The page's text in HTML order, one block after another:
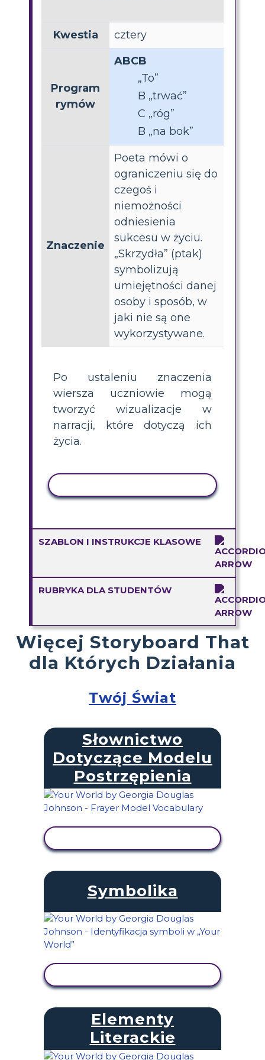
Kwestia cztery
Program
rymów
ABCB
„To”
B „trwać”
C „róg”
B „na bok”
Znaczenie
Poeta mówi o
ograniczeniu się do
czegoś i
niemożności
odniesienia
sukcesu w życiu.
„Skrzydła” (ptak)
symbolizują
umiejętności danej
osoby i sposób, w
jaki nie są one
wykorzystywane.
Po ustaleniu znaczenia
wiersza uczniowie mogą
tworzyć wizualizacje w
narracji, które dotyczą ich
życia.
SZABLON I INSTRUKCJE KLASOWE
RUBRYKA DLA STUDENTÓW
Więcej Storyboard That
dla Których Działania
Twój Świat
Słownictwo
Dotyczące Modelu
Postrzępienia
Symbolika
Elementy
Literackie